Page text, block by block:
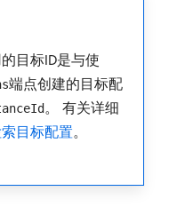
目标ID是与使
端点创建的目标配
。 有关详细
目标配置。